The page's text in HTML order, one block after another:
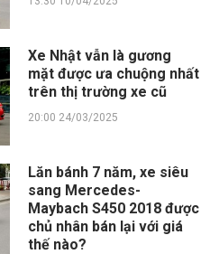
Xe Nhật vẫn là gương
mặt được ưa chuộng nhất
trên thị trường xe cũ
20:00 24/03/2025
Lăn bánh 7 năm, xe siêu
sang Mercedes-
Maybach S450 2018 được
chủ nhân bán lại với giá
thế nào?